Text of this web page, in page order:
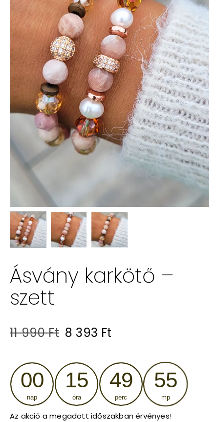
Ásvány karkötő –
szett
11 990Ft Original
was:
11
990 Ft.
8 393 Ft
is:
8
393 Ft.
00
nap
15
óra
49
perc
54
mp
Az akció a megadott időszakban érvényes!